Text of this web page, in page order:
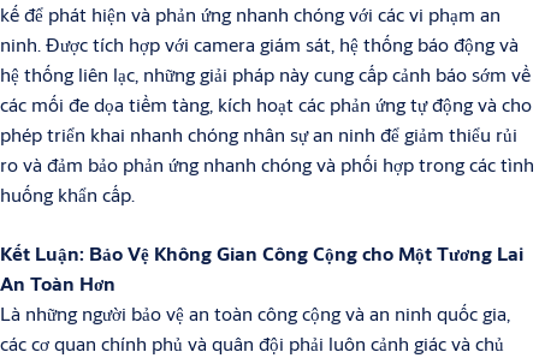
kế để phát hiện và phản ứng nhanh chóng với các vi phạm an
ninh. Được tích hợp với camera giám sát, hệ thống báo động và
hệ thống liên lạc, những giải pháp này cung cấp cảnh báo sớm về
các mối đe dọa tiềm tàng, kích hoạt các phản ứng tự động và cho
phép triển khai nhanh chóng nhân sự an ninh để giảm thiểu rủi
ro và đảm bảo phản ứng nhanh chóng và phối hợp trong các tình
huống khẩn cấp.
Kết Luận: Bảo Vệ Không Gian Công Cộng cho Một Tương Lai
An Toàn Hơn
Là những người bảo vệ an toàn công cộng và an ninh quốc gia,
các cơ quan chính phủ và quân đội phải luôn cảnh giác và chủ